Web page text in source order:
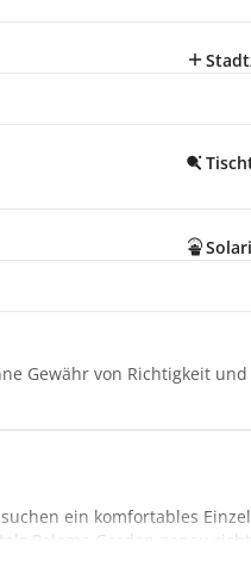
Gewähr von Richtigkeit
ein komfortables
Paloma Garden genau
vor.